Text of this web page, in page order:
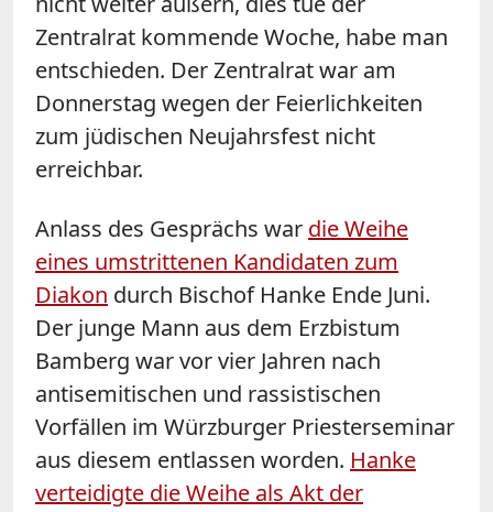
Zentralrat kommende Woche, habe man
entschieden. Der Zentralrat war am
Donnerstag wegen der Feierlichkeiten
zum jüdischen Neujahrsfest nicht
erreichbar.
Anlass des Gesprächs war die Weihe
eines umstrittenen Kandidaten zum
Diakon durch Bischof Hanke Ende Juni.
Der junge Mann aus dem Erzbistum
Bamberg war vor vier Jahren nach
antisemitischen und rassistischen
Vorfällen im Würzburger Priesterseminar
aus diesem entlassen worden. Hanke
verteidigte die Weihe als Akt der